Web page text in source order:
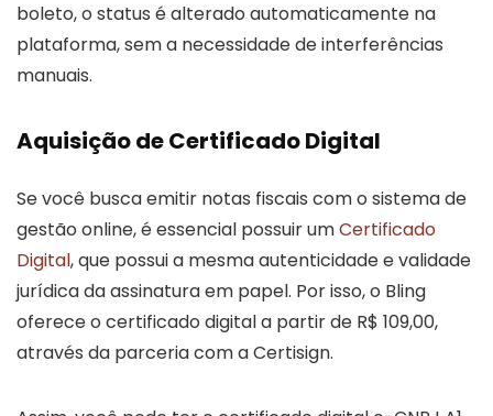
boleto, o status é alterado automaticamente na
plataforma, sem a necessidade de interferências
manuais.
Aquisição de Certificado Digital
Se você busca emitir notas fiscais com o sistema de
gestão online, é essencial possuir umCertificado
Digital, que possui a mesma autenticidade e validade
jurídica da assinatura em papel. Por isso, o Bling
oferece o certificado digital a partir de R$ 109,00,
através da parceria com a Certisign.